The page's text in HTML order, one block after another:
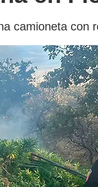
camioneta con